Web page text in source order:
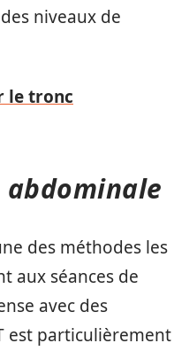
niveaux de
le tronc
abdominale
des méthodes les
aux séances de
avec des
est particulièrement